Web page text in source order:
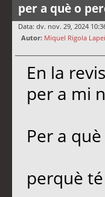
per a què o
Data: dv. nov. 29, 2024
Autor: Miquel Rigola
En la
per a mi
Per a
perquè